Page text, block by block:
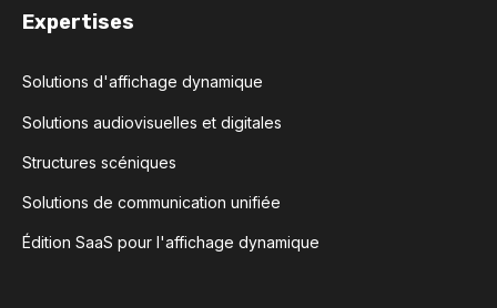
Expertises
Solutions d'affichage dynamique
Solutions audiovisuelles et digitales
Structures scéniques
Solutions de communication unifiée
Édition SaaS pour l'affichage dynamique